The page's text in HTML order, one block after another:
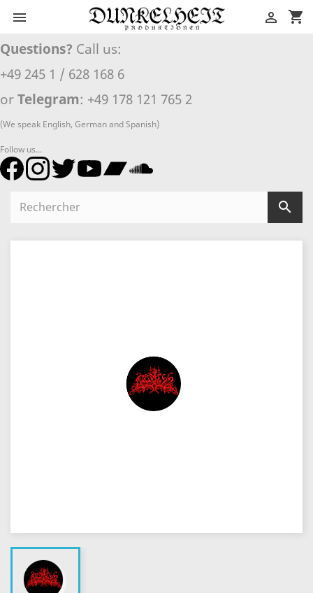
 shopping_cart

Questions? Call us:
+49 245 1 / 628 168 6
or Telegram: +49 178 121 765 2
(We speak English, German and Spanish)
Follow us...
